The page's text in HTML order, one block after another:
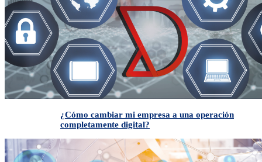
¿Cómo cambiar mi empresa a una operación
completamente digital?